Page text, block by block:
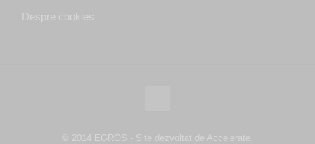
Despre cookies
© 2014 EGROS - Site dezvoltat de Accelerate.